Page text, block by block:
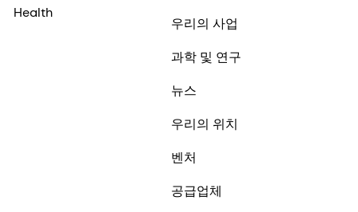
Health
우리의 사업
과학 및 연구
뉴스
우리의 위치
벤처
공급업체